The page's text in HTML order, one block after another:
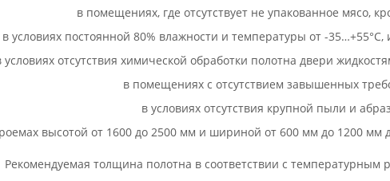
в помещениях, где отсутствует не упакованное мясо,
в условиях постоянной 80% влажности и температуры от -
условиях отсутствия химической обработки полотна двери
в помещениях с отсутствием завышенных
в условиях отсутствия крупной пыли и
высотой от 1600 до 2500 мм и шириной от 600 мм до 1200 мм
Рекомендуемая толщина полотна в соответствии с